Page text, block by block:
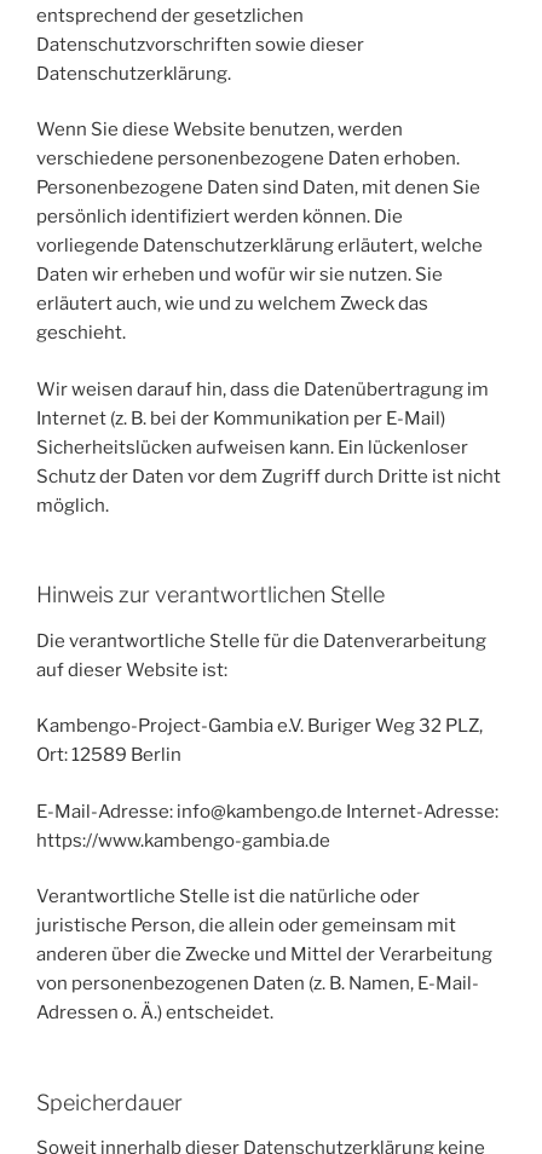
entsprechend der gesetzlichen
Datenschutzvorschriften sowie dieser
Datenschutzerklärung.
Wenn Sie diese Website benutzen, werden
verschiedene personenbezogene Daten erhoben.
Personenbezogene Daten sind Daten, mit denen Sie
persönlich identifiziert werden können. Die
vorliegende Datenschutzerklärung erläutert, welche
Daten wir erheben und wofür wir sie nutzen. Sie
erläutert auch, wie und zu welchem Zweck das
geschieht.
Wir weisen darauf hin, dass die Datenübertragung im
Internet (z. B. bei der Kommunikation per E-Mail)
Sicherheitslücken aufweisen kann. Ein lückenloser
Schutz der Daten vor dem Zugriff durch Dritte ist nicht
möglich.
Hinweis zur verantwortlichen Stelle
Die verantwortliche Stelle für die Datenverarbeitung
auf dieser Website ist:
Kambengo-Project-Gambia e.V. Buriger Weg 32 PLZ,
Ort: 12589 Berlin
E-Mail-Adresse: info@kambengo.de Internet-Adresse:
https://www.kambengo-gambia.de
Verantwortliche Stelle ist die natürliche oder
juristische Person, die allein oder gemeinsam mit
anderen über die Zwecke und Mittel der Verarbeitung
von personenbezogenen Daten (z. B. Namen, E-Mail-
Adressen o. Ä.) entscheidet.
Speicherdauer
Soweit innerhalb dieser Datenschutzerklärung keine